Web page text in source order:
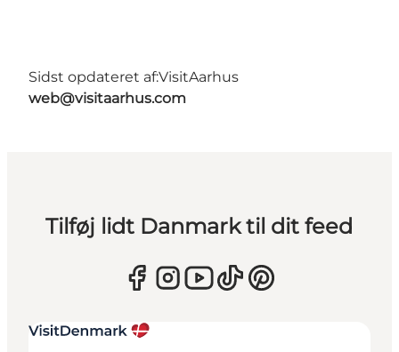
Sidst opdateret af:VisitAarhus
web@visitaarhus.com
Tilføj lidt Danmark til dit feed